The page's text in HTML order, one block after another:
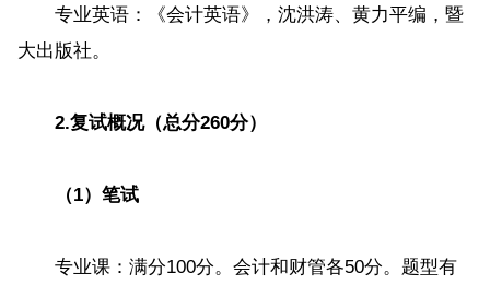
专业英语：《会计英语》，沈洪涛、黄力平编，暨
大出版社。
2.复试概况（总分260分）
（1）笔试
专业课：满分100分。会计和财管各50分。题型有